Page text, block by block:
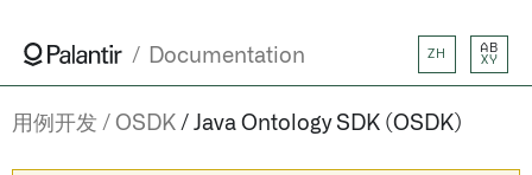
Documentation ZH
AB
XY
用例开发 OSDK Java Ontology SDK (OSDK)